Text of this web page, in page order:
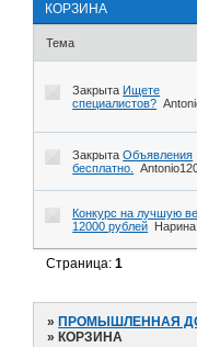
КОРЗИНА
Тема
ЗакрытаИщете
специалистов?
ЗакрытаОбъявления
бесплатно.
Конкурс на лучшую
12000 рублей Нарина
Страница:1
» ПРОМЫШЛЕННАЯ
» КОРЗИНА